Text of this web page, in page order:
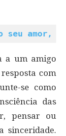
seu amor,
a um amigo
com
se como
das
pensar ou
sinceridade.